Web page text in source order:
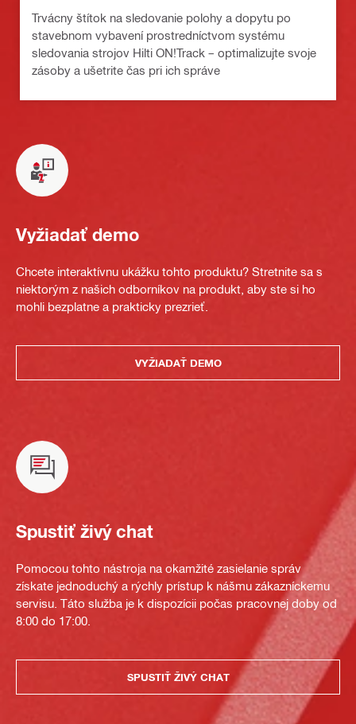
Trvácny štítok na sledovanie polohy a dopytu po
stavebnom vybavení prostredníctvom systému
sledovania strojov Hilti ON!Track – optimalizujte svoje
zásoby a ušetrite čas pri ich správe
Vyžiadať demo
Chcete interaktívnu ukážku tohto produktu? Stretnite sa s
niektorým z našich odborníkov na produkt, aby ste si ho
mohli bezplatne a prakticky prezrieť.
VYŽIADAŤ DEMO
Spustiť živý chat
Pomocou tohto nástroja na okamžité zasielanie správ
získate jednoduchý a rýchly prístup k nášmu zákazníckemu
servisu. Táto služba je k dispozícii počas pracovnej doby od
8:00 do 17:00.
SPUSTIŤ ŽIVÝ CHAT